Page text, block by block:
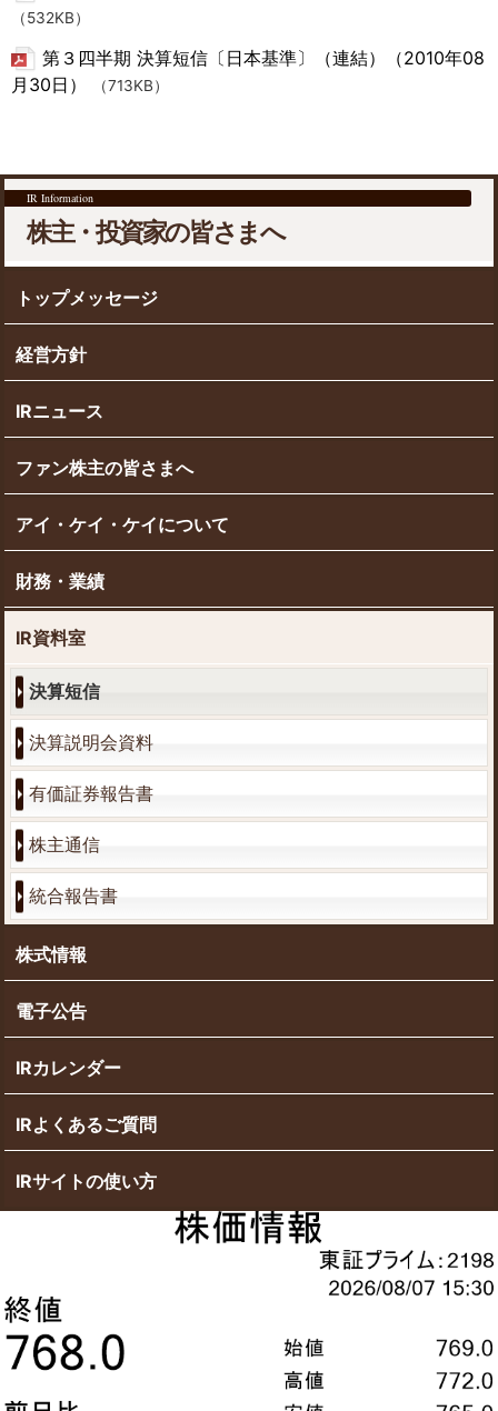
IR Information
株主・投資家の皆さまへ
トップメッセージ
経営方針
IRニュース
ファン株主の皆さまへ
アイ・ケイ・ケイについて
財務・業績
IR資料室
決算短信
決算説明会資料
有価証券報告書
株主通信
統合報告書
株式情報
電子公告
IRカレンダー
IRよくあるご質問
IRサイトの使い方
（532KB）
第３四半期 決算短信〔日本基準〕（連結）（2010年08
月30日）
（713KB）